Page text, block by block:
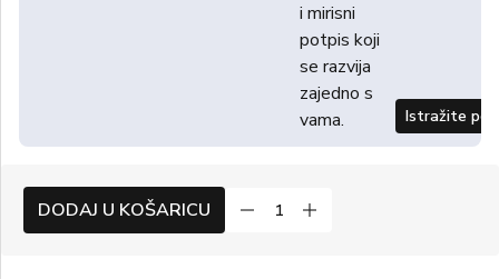
i mirisni
potpis koji
se razvija
zajedno s
vama.
Istražite
DODAJ U KOŠARICU